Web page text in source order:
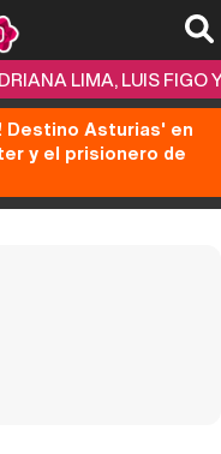
LIMA, LUIS FIGO
Destino Asturias' en
y el prisionero de